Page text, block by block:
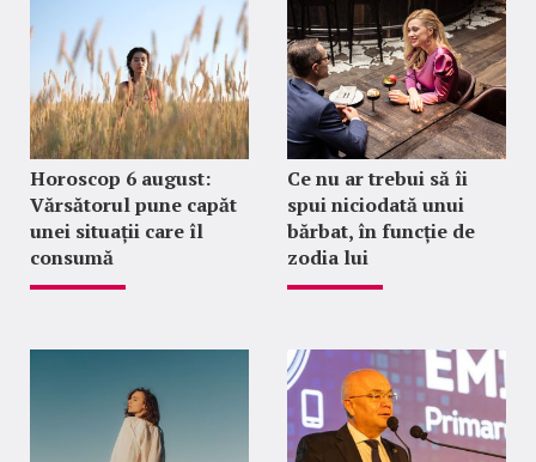
Horoscop 6 august:
Vărsătorul pune capăt
unei situații care îl
consumă
Ce nu ar trebui să îi
spui niciodată unui
bărbat, în funcție de
zodia lui